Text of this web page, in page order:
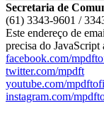
Secretaria de
(61) 3343-9601 /
Este endereço de
precisa do
facebook.com/
twitter.com/mpdft
youtube.com/
instagram.com/